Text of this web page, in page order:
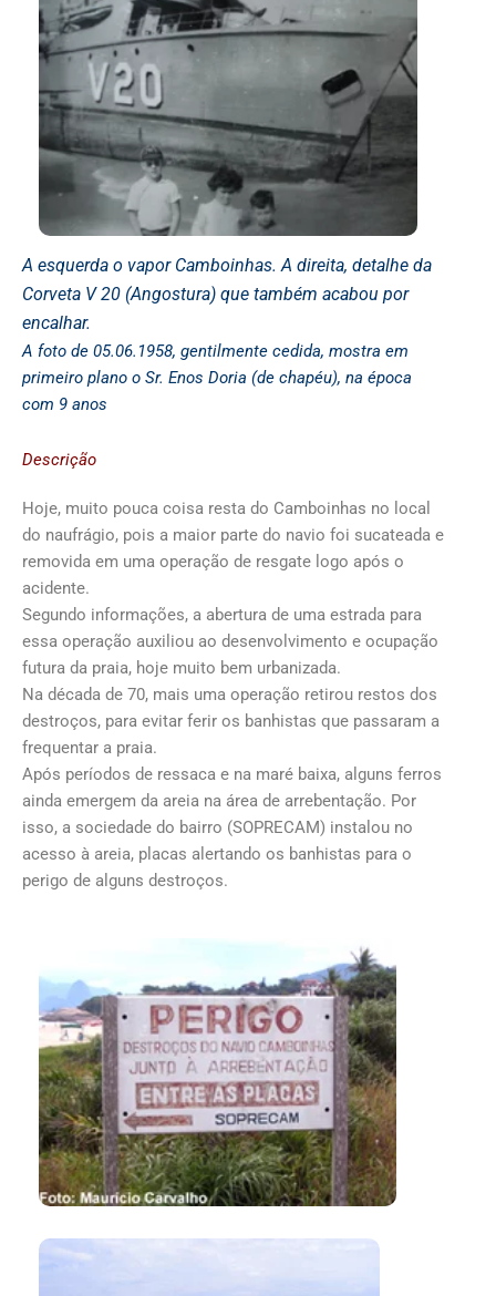
A esquerda o vapor Camboinhas. A direita, detalhe da
Corveta V 20 (Angostura) que também acabou por
encalhar.
A foto de 05.06.1958, gentilmente cedida, mostra em
primeiro plano o Sr. Enos Doria (de chapéu), na época
com 9 anos
Descrição
Hoje, muito pouca coisa resta do Camboinhas no local
do naufrágio, pois a maior parte do navio foi sucateada e
removida em uma operação de resgate logo após o
acidente.
Segundo informações, a abertura de uma estrada para
essa operação auxiliou ao desenvolvimento e ocupação
futura da praia, hoje muito bem urbanizada.
Na década de 70, mais uma operação retirou restos dos
destroços, para evitar ferir os banhistas que passaram a
frequentar a praia.
Após períodos de ressaca e na maré baixa, alguns ferros
ainda emergem da areia na área de arrebentação. Por
isso, a sociedade do bairro (SOPRECAM) instalou no
acesso à areia, placas alertando os banhistas para o
perigo de alguns destroços.